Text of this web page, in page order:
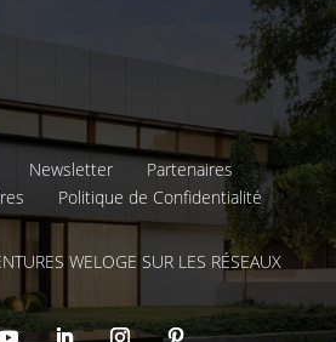
Newsletter
Partenaires
Politique de Confidentialité
WELOGE SUR LES RÉSEAUX